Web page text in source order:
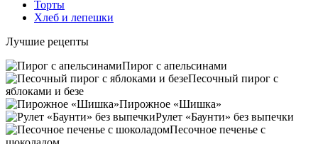
Торты
Хлеб и лепешки
Лучшие рецепты
Пирог с апельсинами
Песочный пирог с
яблоками и безе
Пирожное «Шишка»
Рулет «Баунти» без выпечки
Песочное печенье с